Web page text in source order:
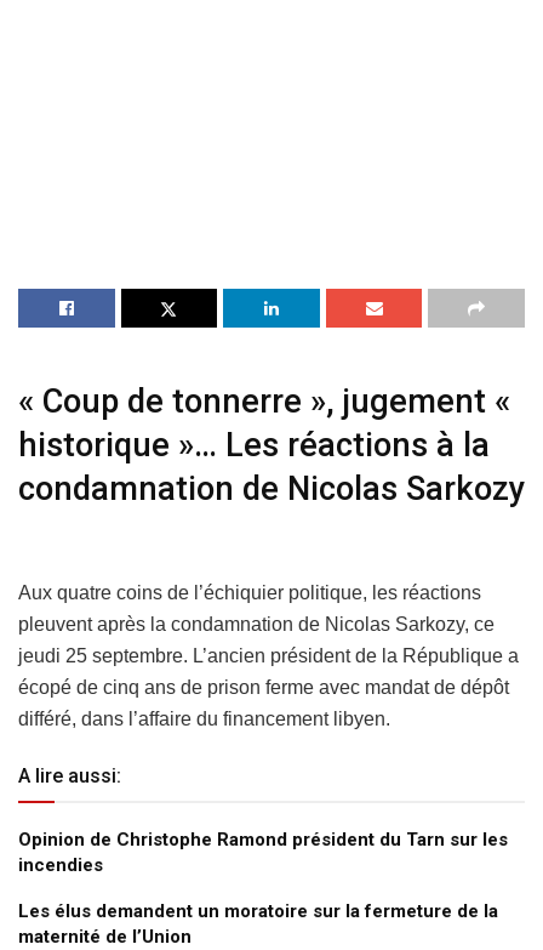
« Coup de tonnerre », jugement «
historique »… Les réactions à la
condamnation de Nicolas Sarkozy
Aux quatre coins de l’échiquier politique, les réactions
pleuvent après la condamnation de Nicolas Sarkozy, ce
jeudi 25 septembre. L’ancien président de la République a
écopé de cinq ans de prison ferme avec mandat de dépôt
différé, dans l’affaire du financement libyen.
A lire aussi:
Opinion de Christophe Ramond président du Tarn sur les
incendies
Les élus demandent un moratoire sur la fermeture de la
maternité de l’Union